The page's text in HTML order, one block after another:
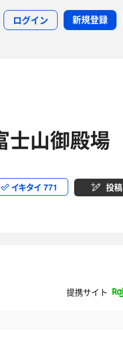
ログイン 新規登録
士山御殿場
イキタイ 771 投稿
提携サイト